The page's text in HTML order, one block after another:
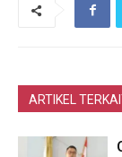
ARTIKEL